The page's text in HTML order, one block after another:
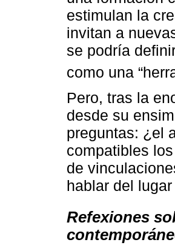
estimulan la
invitan a
se podría
como una
Pero, tras la
desde su
preguntas: ¿el
compatibles
de
hablar del
Refexiones